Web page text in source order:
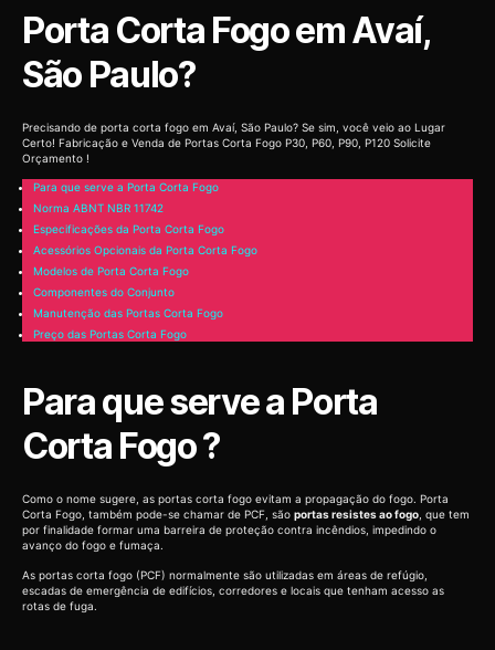
Porta Corta Fogo em Avaí,
São Paulo?
Precisando de porta corta fogo em Avaí, São Paulo? Se sim, você veio ao Lugar
Certo! Fabricação e Venda de Portas Corta Fogo P30, P60, P90, P120 Solicite
Orçamento !
Para que serve a Porta Corta Fogo
Norma ABNT NBR 11742
Especificações da Porta Corta Fogo
Acessórios Opcionais da Porta Corta Fogo
Modelos de Porta Corta Fogo
Componentes do Conjunto
Manutenção das Portas Corta Fogo
Preço das Portas Corta Fogo
Para que serve a Porta
Corta Fogo ?
Como o nome sugere, as portas corta fogo evitam a propagação do fogo. Porta
Corta Fogo, também pode-se chamar de PCF, são portas resistes ao fogo , que tem
por finalidade formar uma barreira de proteção contra incêndios, impedindo o
avanço do fogo e fumaça.
As portas corta fogo (PCF) normalmente são utilizadas em áreas de refúgio,
escadas de emergência de edifícios, corredores e locais que tenham acesso as
rotas de fuga.